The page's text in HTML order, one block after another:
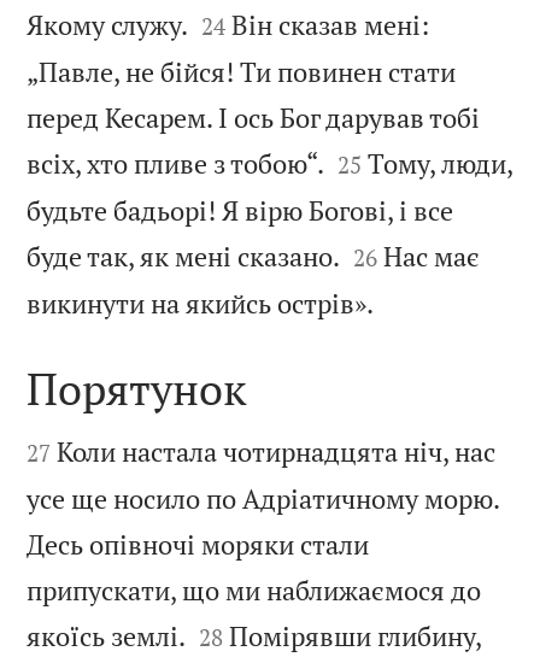
Якому служу. 

24 Він сказав мені:
„Павле, не бійся! Ти повинен стати
перед Кесарем. І ось Бог дарував тобі
всіх, хто пливе з тобою“. 

25 Тому, люди,
будьте бадьорі! Я вірю Богові, і все
буде так, як мені сказано. 

26 Нас має
викинути на якийсь острів».

Порятунок

27 Коли настала чотирнадцята ніч, нас
усе ще носило по Адріатичному морю.
Десь опівночі моряки стали
припускати, що ми наближаємося до
якоїсь землі. 

28 Помірявши глибину,